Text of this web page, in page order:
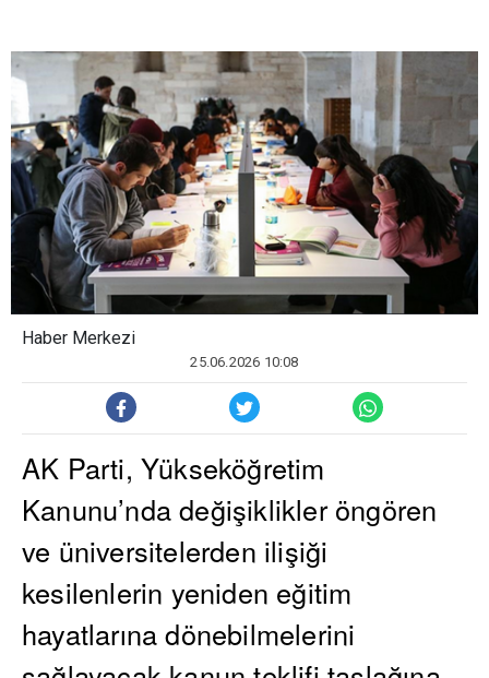
Haber Merkezi
25.06.2026 10:08
AK Parti, Yükseköğretim
Kanunu’nda değişiklikler öngören
ve üniversitelerden ilişiği
kesilenlerin yeniden eğitim
hayatlarına dönebilmelerini